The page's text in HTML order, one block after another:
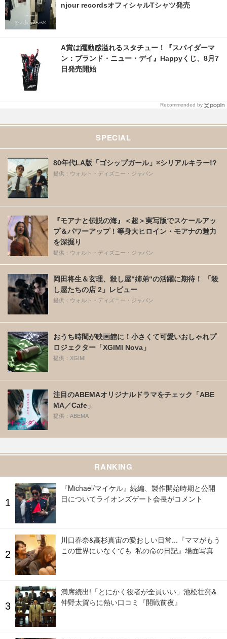
njour recordsオフィシャルTシャツ発売
A賞は躍動感溢れるスタチュー！『スパイダーマ
ン：ブランド・ニュー・デイ』Happyくじ、8月7
日発売開始
Recommended by
SPECIAL
80年代LA版「ゴシップガール」×シリアルキラー!?
提供：ウォルト・ディズニー・ジャパン
『モアナと伝説の海』＜超＞実写版でスケールアッ
プ＆パワーアップ！等身大ヒロイン・モアナの魅力
を深掘り
提供：ウォルト・ディズニー・ジャパン
岡田将生＆玄理、殺し屋“姉弟“の活躍に期待！ 「殺
し屋たちの店 2」レビュー
提供：ウォルト・ディズニー・ジャパン
おうち時間が映画館に！小さくて可愛いおしゃれプ
ロジェクター「XGIMI Nova」
提供：XGIMI
注目のABEMAオリジナルドラマをチェック「ABE
MA／Cafe」
提供：ABEMA
RANKING
『Michael/マイケル』続編、製作開始時期と公開
日についてライオンズゲート会長がコメント
川口春奈&高杉真宙の愛おしい日常...『ママがもう
この世界にいなくても 私の命の日記』場面写真
満席続出!「とにかく役者が全員いい」池松壮亮&
仲野太賀らに熱い口コミ『開戦前夜』